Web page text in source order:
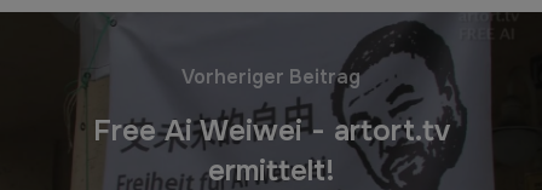
Vorheriger Beitrag
Free Ai Weiwei - artort.tv
ermittelt!